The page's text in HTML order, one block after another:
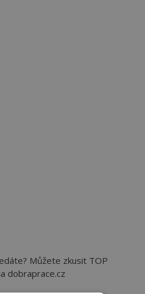
Můžete zkusit TOP
dobraprace.cz